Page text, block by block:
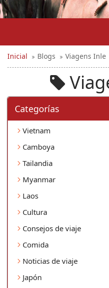
Inicial Blogs Viagens Inle
Categorí­as
Vietnam
Camboya
Tailandia
Myanmar
Laos
Cultura
Consejos de viaje
Comida
Noticias de viaje
Japón